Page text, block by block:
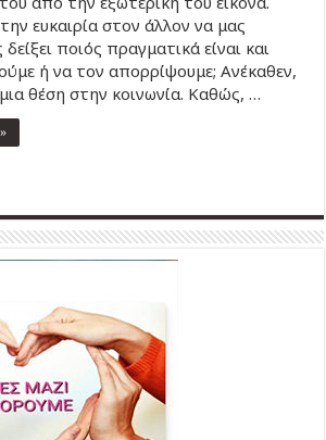
ευκαιρία στον άλλον να μας
δείξει ποιός πραγματικά είναι και
ή να τον απορρίψουμε; Ανέκαθεν,
θέση στην κοινωνία. Καθώς, …